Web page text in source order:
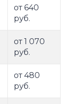
от 640
руб.
от 1 070
руб.
от 480
руб.